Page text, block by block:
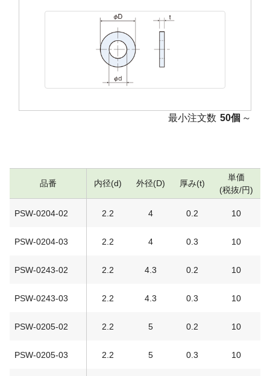
最小注文数 50個 ～
品番 内径(d) 外径(D) 厚み(t)
単価
(税抜/円)
PSW-0204-02 2.2 4 0.2 10
PSW-0204-03 2.2 4 0.3 10
PSW-0243-02 2.2 4.3 0.2 10
PSW-0243-03 2.2 4.3 0.3 10
PSW-0205-02 2.2 5 0.2 10
PSW-0205-03 2.2 5 0.3 10